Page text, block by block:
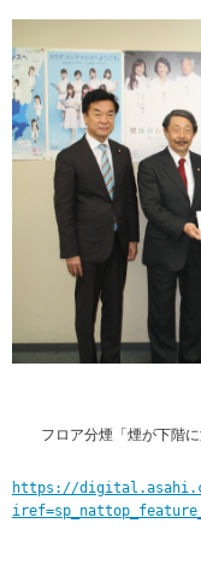
フロア分煙「煙が下階に
https://